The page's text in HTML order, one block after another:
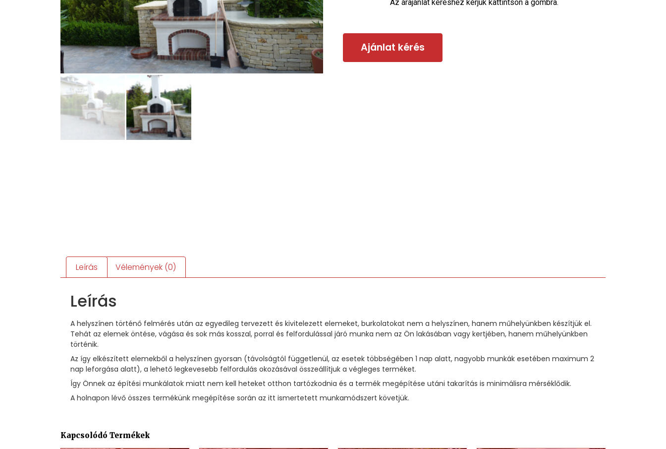
Az árajánlat kéréshez kérjük kattintson a gombra.
Ajánlat kérés
Leírás Vélemények (0)
Leírás
A helyszínen történő felmérés után az egyedileg tervezett és kivitelezett elemeket, burkolatokat nem a helyszínen, hanem műhelyünkben készítjük el.
Tehát az elemek öntése, vágása és sok más kosszal, porral és felfordulással járó munka nem az Ön lakásában vagy kertjében, hanem műhelyünkben
történik.
Az így elkészített elemekből a helyszínen gyorsan (távolságtól függetlenül, az esetek többségében 1 nap alatt, nagyobb munkák esetében maximum 2
nap leforgása alatt), a lehető legkevesebb felfordulás okozásával összeállítjuk a végleges terméket.
Így Önnek az építési munkálatok miatt nem kell heteket otthon tartózkodnia és a termék megépítése utáni takarítás is minimálisra mérséklődik.
A holnapon lévő összes termékünk megépítése során az itt ismertetett munkamódszert követjük.
Kapcsolódó Termékek